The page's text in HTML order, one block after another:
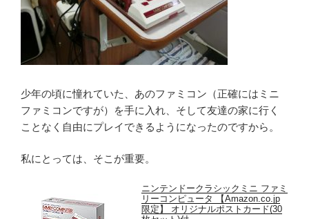
少年の頃に憧れていた、あのファミコン（正確にはミニ
ファミコンですが）を手に入れ、そして友達の家に行く
ことなく自由にプレイできるようになったのですから。
私にとっては、そこが重要。
ニンテンドークラシックミニ ファミ
リーコンピュータ 【Amazon.co.jp
限定】 オリジナルポストカード(30